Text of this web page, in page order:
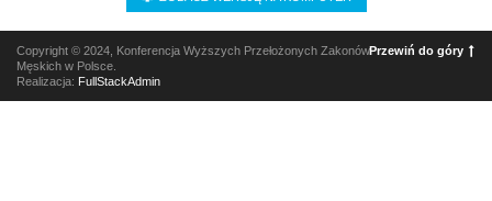
Copyright © 2024, Konferencja Wyższych Przełożonych Zakonów
Męskich w Polsce.
Realizacja: FullStackAdmin
Przewiń do góry